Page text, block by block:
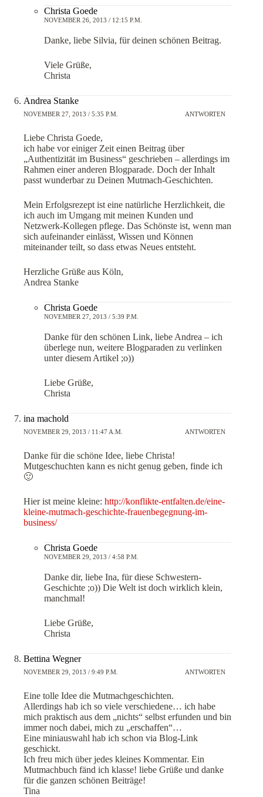
Christa Goede
NOVEMBER 26, 2013 / 12:15 P.M.
Danke, liebe Silvia, für deinen schönen Beitrag.
Viele Grüße,
Christa
Andrea Stanke
NOVEMBER 27, 2013 / 5:35 P.M. ANTWORTEN
Liebe Christa Goede,
ich habe vor einiger Zeit einen Beitrag über
„Authentizität im Business“ geschrieben – allerdings im
Rahmen einer anderen Blogparade. Doch der Inhalt
passt wunderbar zu Deinen Mutmach-Geschichten.
Mein Erfolgsrezept ist eine natürliche Herzlichkeit, die
ich auch im Umgang mit meinen Kunden und
Netzwerk-Kollegen pflege. Das Schönste ist, wenn man
sich aufeinander einlässt, Wissen und Können
miteinander teilt, so dass etwas Neues entsteht.
Herzliche Grüße aus Köln,
Andrea Stanke
Christa Goede
NOVEMBER 27, 2013 / 5:39 P.M.
Danke für den schönen Link, liebe Andrea – ich
überlege nun, weitere Blogparaden zu verlinken
unter diesem Artikel ;o))
Liebe Grüße,
Christa
ina machold
NOVEMBER 29, 2013 / 11:47 A.M. ANTWORTEN
Danke für die schöne Idee, liebe Christa!
Mutgeschuchten kann es nicht genug geben, finde ich
🙂
Hier ist meine kleine: http://konflikte-entfalten.de/eine-
kleine-mutmach-geschichte-frauenbegegnung-im-
business/
Christa Goede
NOVEMBER 29, 2013 / 4:58 P.M.
Danke dir, liebe Ina, für diese Schwestern-
Geschichte ;o)) Die Welt ist doch wirklich klein,
manchmal!
Liebe Grüße,
Christa
Bettina Wegner
NOVEMBER 29, 2013 / 9:49 P.M. ANTWORTEN
Eine tolle Idee die Mutmachgeschichten.
Allerdings hab ich so viele verschiedene… ich habe
mich praktisch aus dem „nichts“ selbst erfunden und bin
immer noch dabei, mich zu „erschaffen“…
Eine miniauswahl hab ich schon via Blog-Link
geschickt.
Ich freu mich über jedes kleines Kommentar. Ein
Mutmachbuch fänd ich klasse! liebe Grüße und danke
für die ganzen schönen Beiträge!
Tina